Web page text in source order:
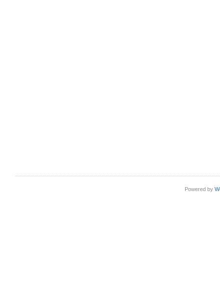
Powered by